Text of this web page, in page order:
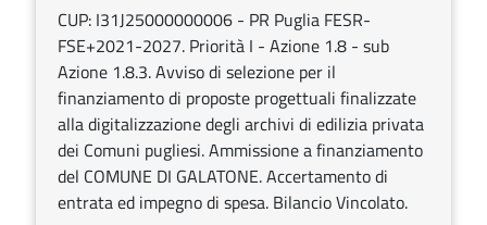
CUP: I31J25000000006 - PR Puglia FESR-
FSE+2021-2027. Priorità I - Azione 1.8 - sub
Azione 1.8.3. Avviso di selezione per il
finanziamento di proposte progettuali finalizzate
alla digitalizzazione degli archivi di edilizia privata
dei Comuni pugliesi. Ammissione a finanziamento
del COMUNE DI GALATONE. Accertamento di
entrata ed impegno di spesa. Bilancio Vincolato.